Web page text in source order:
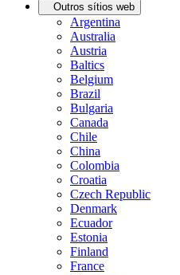
Outros sítios web
Argentina
Australia
Austria
Baltics
Belgium
Brazil
Bulgaria
Canada
Chile
China
Colombia
Croatia
Czech Republic
Denmark
Ecuador
Estonia
Finland
France